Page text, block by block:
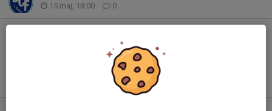
15 maj, 18:00 0
Ledarportalen - våra ledares levande källa för info